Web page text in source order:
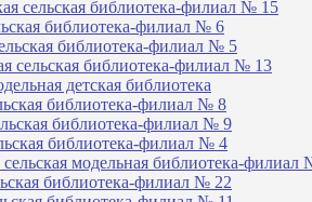
сельская библиотека-филиал № 15
библиотека-филиал № 6
библиотека-филиал № 5
сельская библиотека-филиал № 13
детская библиотека
библиотека-филиал № 8
библиотека-филиал № 9
библиотека-филиал № 4
модельная библиотека-филиал
библиотека-филиал № 22